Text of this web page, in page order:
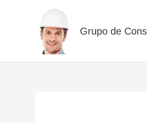
Grupo de